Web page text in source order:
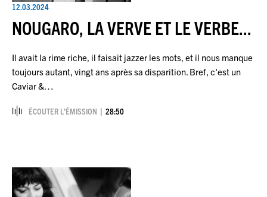
12.03.2024
NOUGARO, LA VERVE ET LE VERBE...
Il avait la rime riche, il faisait jazzer les mots, et il nous manque
toujours autant, vingt ans après sa disparition. Bref, c'est un
Caviar &…
ÉCOUTER L’ÉMISSION 28:50